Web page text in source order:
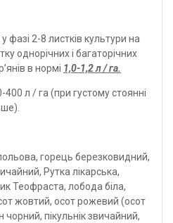
фазі 2-8 листків культури на
однорічних і багаторічних
в нормі 1,0-1,2 л / га.
л / га (при густому стоянні
горець березковидний,
Рутка лікарська,
Теофраста, лобода біла,
жовтий, осот рожевий (осот
пікульнік звичайний,